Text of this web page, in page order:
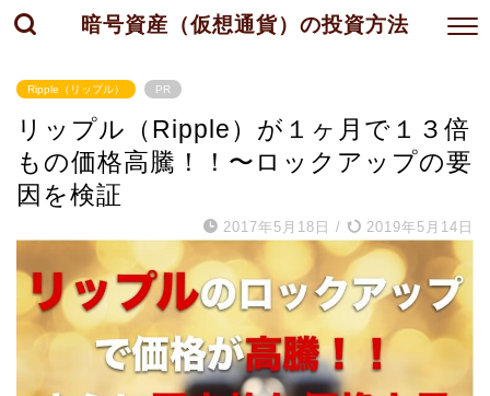
暗号資産（仮想通貨）の投資方法
Ripple（リップル） PR
リップル（Ripple）が１ヶ月で１３倍
もの価格高騰！！〜ロックアップの要
因を検証
2017年5月18日 / 2019年5月14日